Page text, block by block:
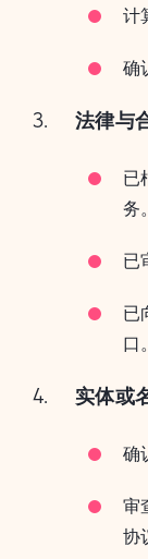
计
确
法律与
已
务。
已
已
口。
实体或
确
审
协